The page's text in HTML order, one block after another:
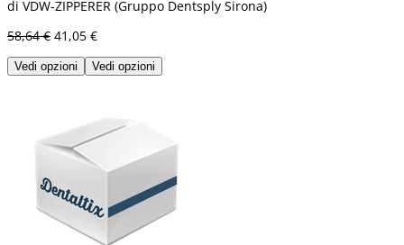
di VDW-ZIPPERER (Gruppo Dentsply Sirona)
58,64 € 41,05 €
Vedi opzioni Vedi opzioni